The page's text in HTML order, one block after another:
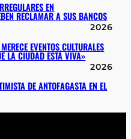
EN
RECLAMAR A SUS BANCOS
2026
EVENTOS CULTURALES
LA CIUDAD ESTÁ VIVA»
2026
DE ANTOFAGASTA EN EL